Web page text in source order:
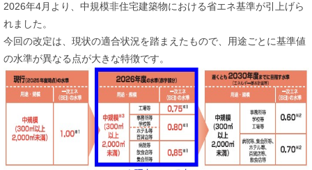
2026年4月より、中規模非住宅建築物における省エネ基準が引上げら
れました。
今回の改定は、現状の適合状況を踏まえたもので、用途ごとに基準値
の水準が異なる点が大きな特徴です。